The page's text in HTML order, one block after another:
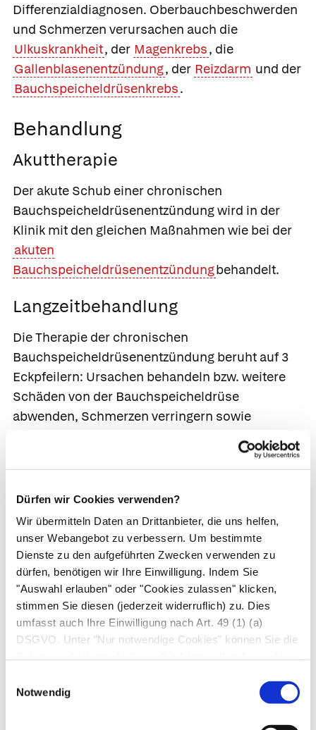
Dürfen wir Cookies verwenden?
Wir übermitteln Daten an Drittanbieter, die uns helfen,
unser Webangebot zu verbessern. Um bestimmte
Dienste zu den aufgeführten Zwecken verwenden zu
dürfen, benötigen wir Ihre Einwilligung. Indem Sie
"Auswahl erlauben" oder "Cookies zulassen" klicken,
stimmen Sie diesen (jederzeit widerruflich) zu. Dies
umfasst auch Ihre Einwilligung nach Art. 49 (1) (a)
DSGVO. Unter "Nur notwendige Cookies" können Sie die
Notwendig
Differenzialdiagnosen. Oberbauchbeschwerden
und Schmerzen verursachen auch die
Ulkuskrankheit, der Magenkrebs, die
Gallenblasenentzündung, der Reizdarm und der
Bauchspeicheldrüsenkrebs.
Behandlung
Akuttherapie
Der akute Schub einer chronischen
Bauchspeicheldrüsenentzündung wird in der
Klinik mit den gleichen Maßnahmen wie bei der
akuten
Bauchspeicheldrüsenentzündungbehandelt.
Langzeitbehandlung
Die Therapie der chronischen
Bauchspeicheldrüsenentzündung beruht auf 3
Eckpfeilern: Ursachen behandeln bzw. weitere
Schäden von der Bauchspeicheldrüse
abwenden, Schmerzen verringern sowie
Ursachen behandeln.Ein Patient mit
muss lebenslang auf Alkohol verzichten, um der
Bauchspeicheldrüse nicht weiter zu schaden.
Auch das Rauchen sollte er unbedingt einstellen
– es gilt inzwischen als nachgewiesen, dass
Rauchen das Fortschreiten einer chronischen
Bauchspeicheldrüsenentzündung beschleunigt.
In den seltenen Fällen einer ursächlich
behandelbaren Erkrankung wie einer
Nebenschilddrüsen oder einer Abflussstörung